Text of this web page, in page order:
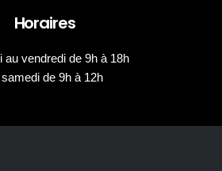
Horaires
au vendredi de 9h à 18h
samedi de 9h à 12h